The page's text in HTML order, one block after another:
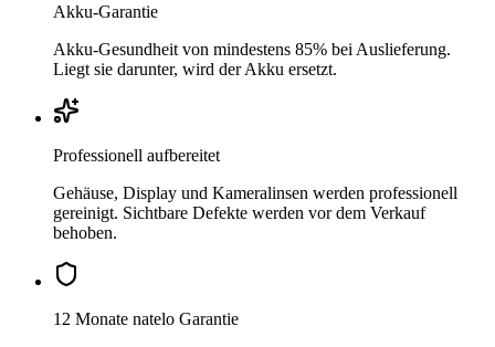
Akku-Garantie
Akku-Gesundheit von mindestens 85% bei Auslieferung.
Liegt sie darunter, wird der Akku ersetzt.
Professionell aufbereitet
Gehäuse, Display und Kameralinsen werden professionell
gereinigt. Sichtbare Defekte werden vor dem Verkauf
behoben.
12 Monate natelo Garantie